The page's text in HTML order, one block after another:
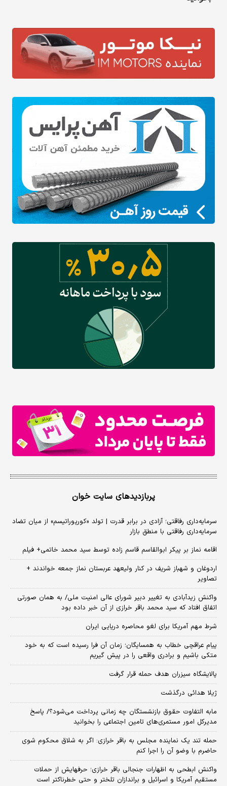
پربازدیدهای سایت خوان
سرمایه‌داری رفاقتی؛ آزادی در برابر قدرت | تولد «کورپوراتیسم» از میان تضاد
سرمایه‌داری رفاقتی با منطق بازار
اقامه نماز بر پیکر ابوالقاسم قاسم زاده توسط سید محمد خاتمی+ فیلم
اردوغان و شهباز شریف در کنار ولیعهد عربستان نماز جمعه خواندند +
تصاویر
واکنش زیدآبادی به تغییر دبیر شورای عالی امنیت ملی/ به همان صورتی
اتفاق افتاد که سید محمد باقر خرازی از آن خبر داده بود
شرط مهم آمریکا برای لغو محاصره دریایی ایران
پیام عراقچی خطاب به همسایگان؛ زمان آن فرا رسیده است که به خود
متکی باشیم و برادری واقعی را در پیش گیریم
پالایشگاه سیزران هدف حمله قرار گرفت
ژیلا هدائی درگذشت
مابه التفاوت حقوق بازنشستگان چه زمانی پرداخت می‌شود؟/ پاسخ
مدیرکل امور مستمری‌های تامین اجتماعی را بخوانید
حمله تند یک نماینده مجلس به باقر خرازی: اگر به شلاق محکوم شوی
حاضرم با وضو آن را اجرا کنم
واکنش ابطحی به اظهارات جنجالی باقر خرازی؛ حرفهایش از حملات
مستقیم آمریکا و اسرائیل و براندازان تلختر و حتی خطرناکتر است